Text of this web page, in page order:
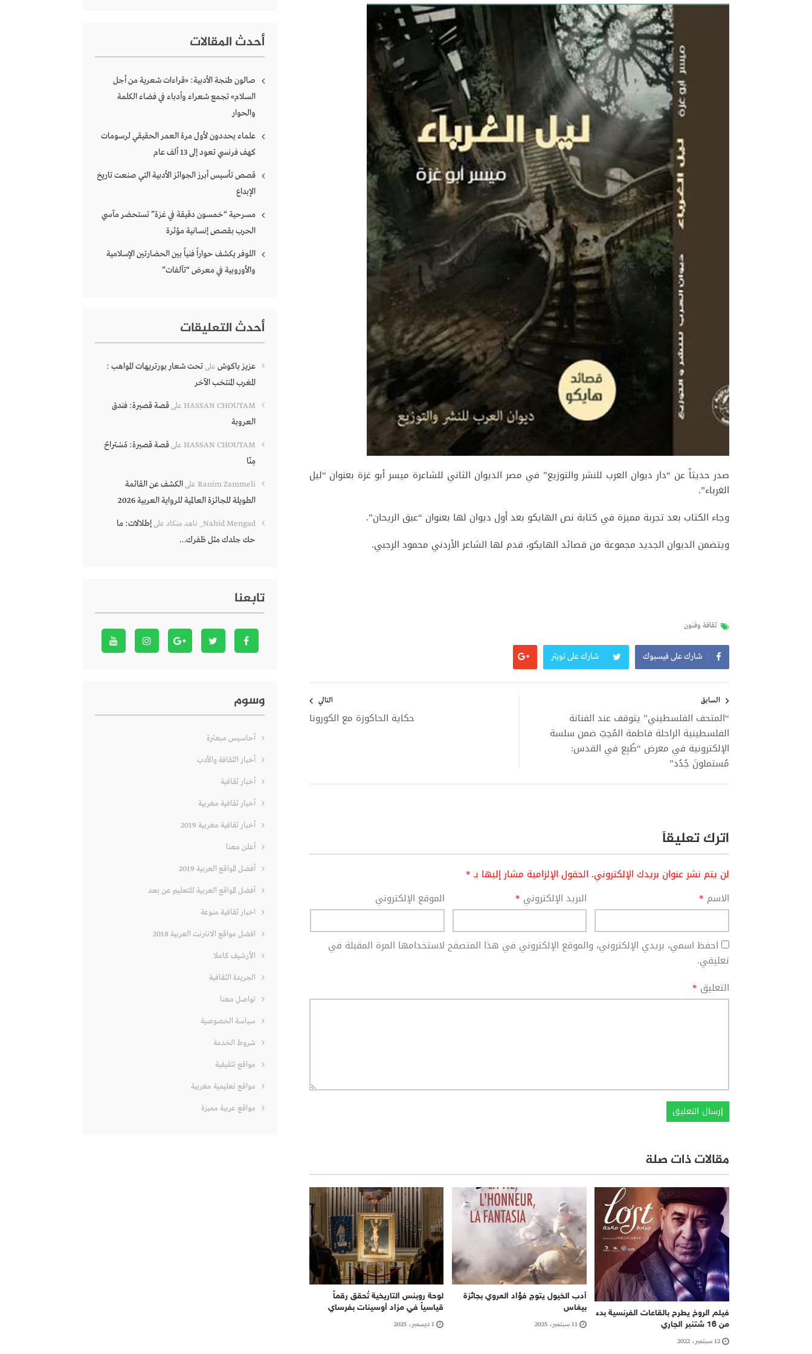
صدر حديثاً عن “دار ديوان العرب للنشر والتوزيع” في مصر الديوان الثاني للشاعرة ميسر أبو غزة بعنوان “ليل
الغرباء”.
وجاء الكتاب بعد تجربة مميزة في كتابة نص الهايكو بعد أول ديوان لها بعنوان “عبق الريحان”.
ويتضمن الديوان الجديد مجموعة من قصائد الهايكو، قدم لها الشاعر الأردني محمود الرجبي.
ثقافة وفنون
شارك على فيسبوك شارك على تويتر
المقالات
السابق
“المتحف الفلسطيني” يتوقف عند الفنانة
الفلسطينية الراحلة فاطمة المُحِبّ ضمن سلسة
الإلكترونية في معرض “طُبِع في القدس:
مُستملونَ جُدُد”
التالي
حكاية الحاكوزة مع الكورونا
اترك تعليقاً
لن يتم نشر عنوان بريدك الإلكتروني. الحقول الإلزامية مشار إليها بـ*
الاسم * البريد الإلكتروني * الموقع الإلكتروني
احفظ اسمي، بريدي الإلكتروني، والموقع الإلكتروني في هذا المتصفح لاستخدامها المرة المقبلة في
تعليقي.
التعليق *
مقالات ذات صلة
فيلم الروخ يطرح بالقاعات الفرنسية بدء
من 16 شتنبر الجاري
12 سبتمبر، 2022
أدب الخيول يتوج فؤاد العروي بجائزة
بيغاس
11 سبتمبر، 2025
لوحة روبنس التاريخية تُحقق رقماً
قياسياً في مزاد أوسينات بفرساي
1 ديسمبر، 2025
أحدث المقالات
صالون طنجة الأدبية: «قراءات شعرية من أجل
السلام» تجمع شعراء وأدباء في فضاء الكلمة
والحوار
علماء يحددون لأول مرة العمر الحقيقي لرسومات
كهف فرنسي تعود إلى 13 ألف عام
قصص تأسيس أبرز الجوائز الأدبية التي صنعت تاريخ
الإبداع
مسرحية “خمسون دقيقة في غزة” تستحضر مآسي
الحرب بقصص إنسانية مؤثرة
اللوفر يكشف حواراً فنياً بين الحضارتين الإسلامية
والأوروبية في معرض “تآلفات”
أحدث التعليقات
عزيز باكوش علىتحت شعار بورتريهات المواهب :
المغرب المنتخب الآخر
HASSAN CHOUTAM علىقصة قصيرة: فندق
العروبة
HASSAN CHOUTAM علىقصة قصيرة: مُسْتراحٌ
مِنّا
Ranim Zammeli علىالكشف عن القائمة
الطويلة للجائزة العالمية للرواية العربية 2026
Nahid Mengad_ ناهد منكاد علىإطلالات: ما
حك جلدك مثل ظفرك…
تابعنا
وسوم
أحاسيس مبعثرة
أخبار الثقافة والأدب
أخبار ثقافية
أخبار ثقافية مغربية
أخبار ثقافية مغربية 2019
أعلن معنا
أفضل المواقع العربية 2019
أفضل المواقع العربية للتعليم عن بعد
اخبار ثقافية منوعة
افضل مواقع الانترنت العربية 2018
الأرشيف كاملا
الجريدة الثقافية
تواصل معنا
سياسة الخصوصية
شروط الخدمة
مواقع تثقيفية
مواقع تعليمية مغربية
مواقع عربية مميزة